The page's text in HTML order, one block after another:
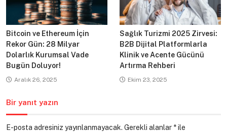
Bitcoin ve Ethereum İçin
Rekor Gün: 28 Milyar
Dolarlık Kurumsal Vade
Bugün Doluyor!
Aralık 26, 2025
Sağlık Turizmi 2025 Zirvesi:
B2B Dijital Platformlarla
Klinik ve Acente Gücünü
Artırma Rehberi
Ekim 23, 2025
Bir yanıt yazın
E-posta adresiniz yayınlanmayacak. Gerekli alanlar *ile